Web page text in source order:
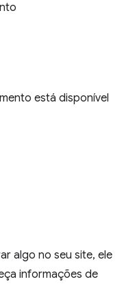
está disponível
algo no seu site, ele
informações de